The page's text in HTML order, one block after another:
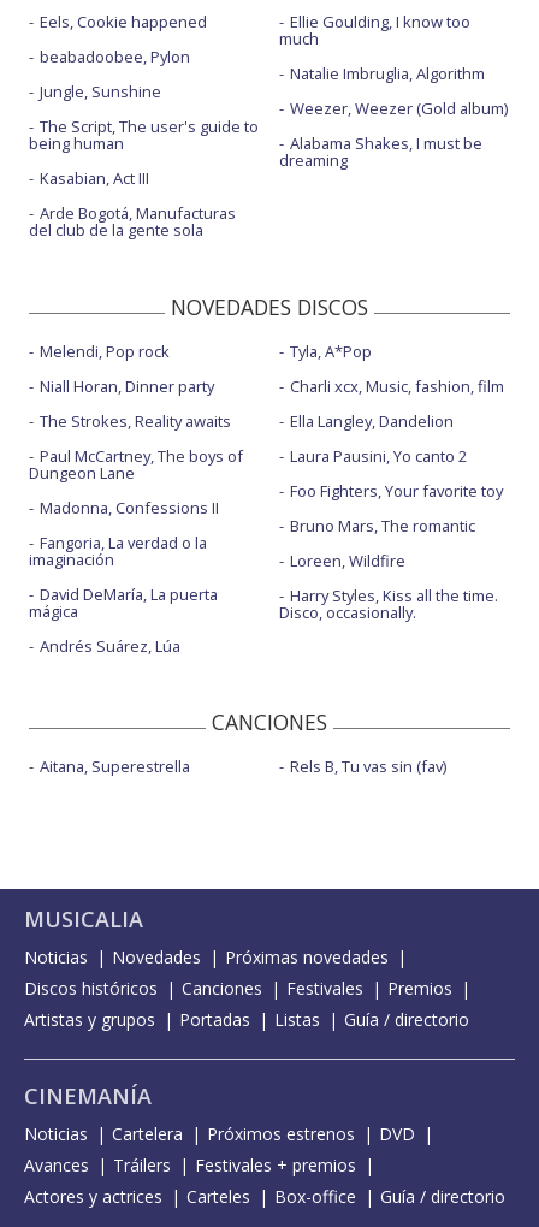
Eels, Cookie happened
beabadoobee, Pylon
Jungle, Sunshine
The Script, The user's guide to
being human
Kasabian, Act III
Arde Bogotá, Manufacturas
del club de la gente sola
Ellie Goulding, I know too
much
Natalie Imbruglia, Algorithm
Weezer, Weezer (Gold album)
Alabama Shakes, I must be
dreaming
NOVEDADES DISCOS
Melendi, Pop rock
Niall Horan, Dinner party
The Strokes, Reality awaits
Paul McCartney, The boys of
Dungeon Lane
Madonna, Confessions II
Fangoria, La verdad o la
imaginación
David DeMaría, La puerta
mágica
Andrés Suárez, Lúa
Tyla, A*Pop
Charli xcx, Music, fashion, film
Ella Langley, Dandelion
Laura Pausini, Yo canto 2
Foo Fighters, Your favorite toy
Bruno Mars, The romantic
Loreen, Wildfire
Harry Styles, Kiss all the time.
Disco, occasionally.
CANCIONES
Aitana, Superestrella Rels B, Tu vas sin (fav)
MUSICALIA
Noticias Novedades
Próximas novedades
Discos históricos
Canciones Festivales
Premios
Artistas y grupos
Portadas Listas Guía / directorio
CINEMANÍA
Noticias Cartelera Próximos estrenos
DVD
Avances
Tráilers
Festivales + premios
Actores y actrices
Carteles Box-office Guía / directorio